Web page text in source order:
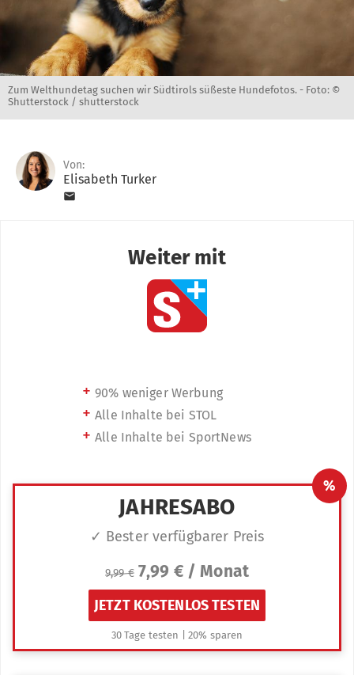
Zum Welthundetag suchen wir Südtirols süßeste Hundefotos. - Foto: ©
Shutterstock / shutterstock
Von:
Elisabeth Turker